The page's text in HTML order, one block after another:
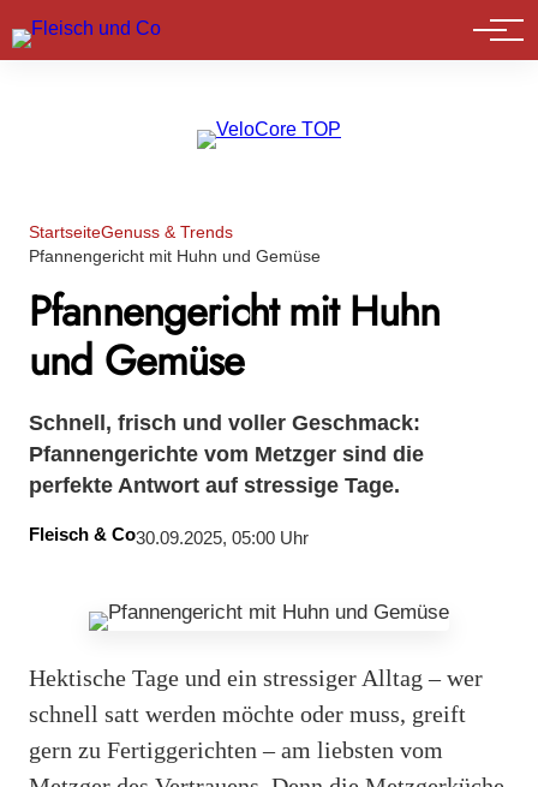
Marktführer
StartseiteGenuss & Trends
Pfannengericht mit Huhn und Gemüse
Pfannengericht mit Huhn
und Gemüse
Schnell, frisch und voller Geschmack:
Pfannengerichte vom Metzger sind die
perfekte Antwort auf stressige Tage.
Fleisch & Co30.09.2025, 05:00 Uhr
Hektische Tage und ein stressiger Alltag – wer
schnell satt werden möchte oder muss, greift
gern zu Fertiggerichten – am liebsten vom